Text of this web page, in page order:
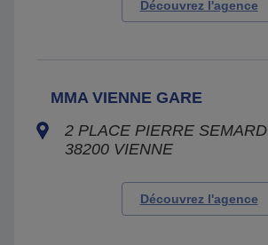
Découvrez l'agence
MMA VIENNE GARE
2 PLACE PIERRE SEMARD
38200 VIENNE
Découvrez l'agence